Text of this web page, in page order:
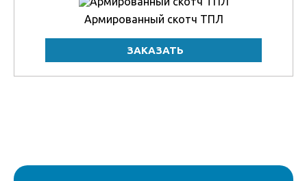
Армированный скотч ТПЛ